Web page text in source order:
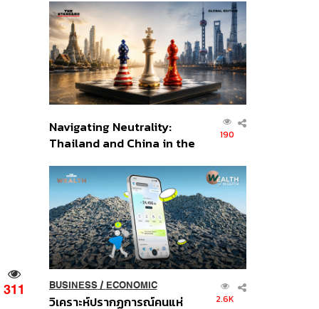
311
ส่วนยุทธศาสตร์ไทย –
อินโดนีเซีย
Navigating Neutrality:
Thailand and China in the
Order
190
BUSINESS/ ECONOMIC
วิเคราะห์ปรากฏการณ์คนแห่ 2.6K